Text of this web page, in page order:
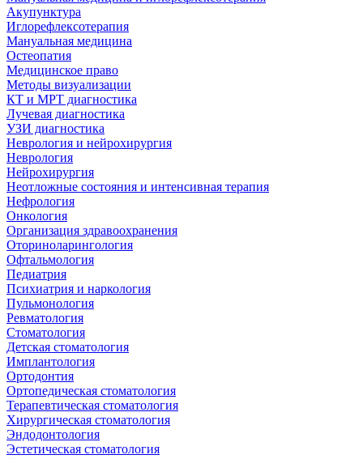
Акупунктура
Иглорефлексотерапия
Мануальная медицина
Остеопатия
Медицинское право
Методы визуализации
КТ и МРТ диагностика
Лучевая диагностика
УЗИ диагностика
Неврология и нейрохирургия
Неврология
Нейрохирургия
Неотложные состояния и интенсивная терапия
Нефрология
Онкология
Организация здравоохранения
Оториноларингология
Офтальмология
Педиатрия
Психиатрия и наркология
Пульмонология
Ревматология
Стоматология
Детская стоматология
Имплантология
Ортодонтия
Ортопедическая стоматология
Терапевтическая стоматология
Хирургическая стоматология
Эндодонтология
Эстетическая стоматология